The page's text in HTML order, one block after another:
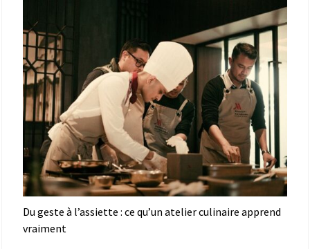
Du geste à l’assiette : ce qu’un atelier culinaire apprend
vraiment